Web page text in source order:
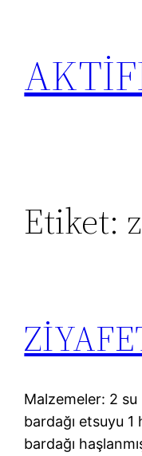
Etiket:
Malzemeler: 2
bardağı etsuyu
bardağı